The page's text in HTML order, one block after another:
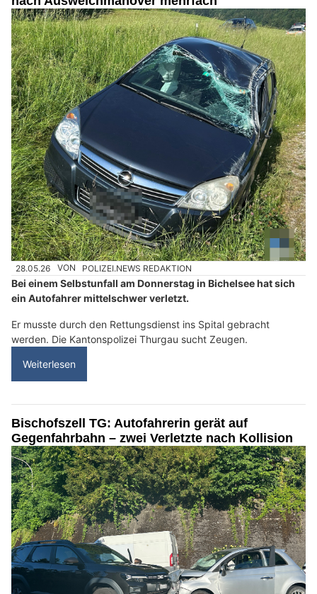
28.05.26 VON POLIZEI.NEWS REDAKTION
Bei einem Selbstunfall am Donnerstag in Bichelsee hat sich
ein Autofahrer mittelschwer verletzt.
Er musste durch den Rettungsdienst ins Spital gebracht
werden. Die Kantonspolizei Thurgau sucht Zeugen.
Weiterlesen
Bischofszell TG: Autofahrerin gerät auf
Gegenfahrbahn – zwei Verletzte nach Kollision